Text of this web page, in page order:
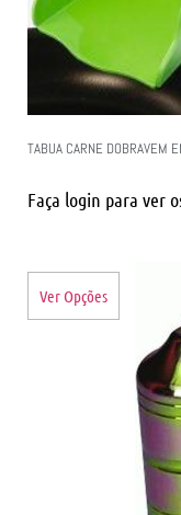
TABUA CARNE DOBRAVEM
Faça login para ver
Ver Opções